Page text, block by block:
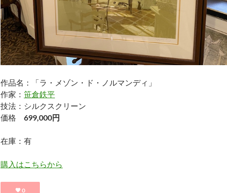
作品名：「ラ・メゾン・ド・ノルマンディ」
作家： 笹倉鉄平
技法：シルクスクリーン
価格 699,000円
在庫：有
購入はこちらから
0